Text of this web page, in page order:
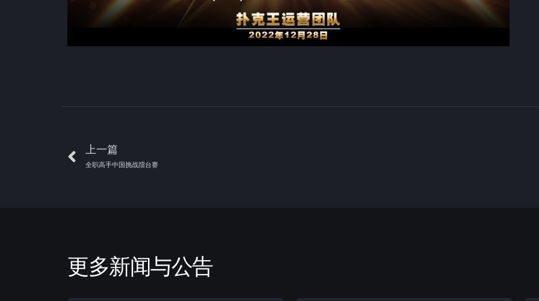
上一篇
全职高手中国挑战擂台赛
更多新闻与公告